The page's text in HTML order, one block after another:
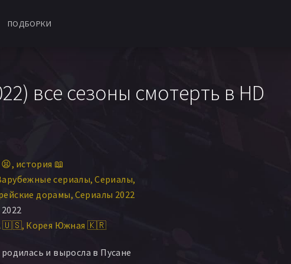
ПОДБОРКИ
все сезоны смотерть в HD
история 📖
сериалы Сериалы
дорамы Сериалы 2022
2022
🇺🇸 Корея Южная 🇰🇷
и выросла в Пусане